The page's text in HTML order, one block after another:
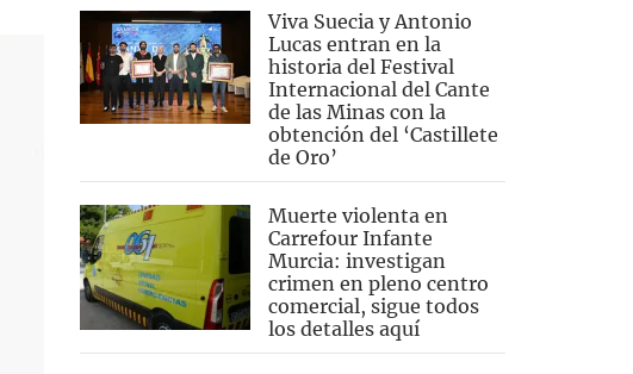
Viva Suecia y Antonio
Lucas entran en la
historia del Festival
Internacional del Cante
de las Minas con la
obtención del ‘Castillete
de Oro’
Muerte violenta en
Carrefour Infante
Murcia: investigan
crimen en pleno centro
comercial, sigue todos
los detalles aquí